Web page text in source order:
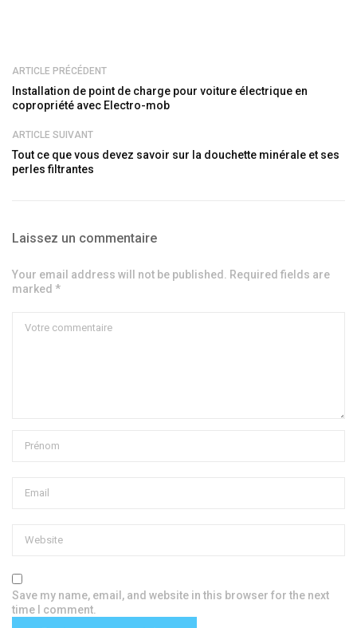
ARTICLE PRÉCÉDENT
Installation de point de charge pour voiture électrique en
copropriété avec Electro-mob
ARTICLE SUIVANT
Tout ce que vous devez savoir sur la douchette minérale et ses
perles filtrantes
Laissez un commentaire
Your email address will not be published. Required fields are
marked *
Save my name, email, and website in this browser for the next
time I comment.